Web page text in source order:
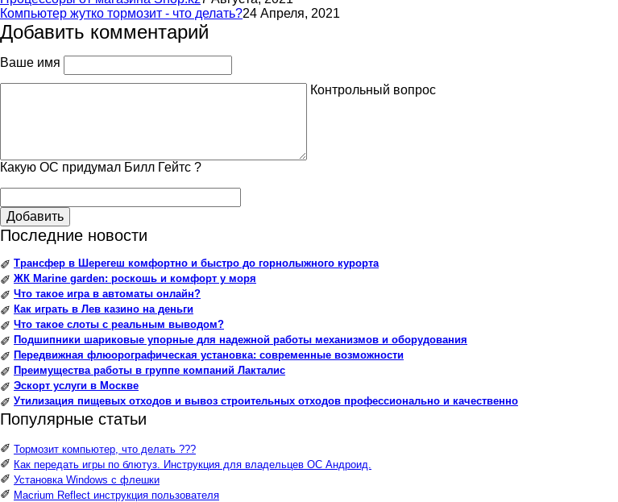
Компьютер жутко тормозит - что делать?24 Апреля, 2021
Добавить комментарий
Ваше имя
Контрольный вопрос
Какую ОС придумал Билл Гейтс ?
Добавить
Последние новости
✐ Трансфер в Шерегеш комфортно и быстро до горнолыжного курорта
✐ ЖК Marine garden: роскошь и комфорт у моря
✐ Что такое игра в автоматы онлайн?
✐ Как играть в Лев казино на деньги
✐ Что такое слоты с реальным выводом?
✐ Подшипники шариковые упорные для надежной работы механизмов и оборудования
✐ Передвижная флюорографическая установка: современные возможности
✐ Преимущества работы в группе компаний Лакталис
✐ Эскорт услуги в Москве
✐ Утилизация пищевых отходов и вывоз строительных отходов профессионально и качественно
Популярные статьи
✐ Тормозит компьютер, что делать ???
✐ Как передать игры по блютуз. Инструкция для владельцев ОС Андроид.
✐ Установка Windows с флешки
✐ Macrium Reflect инструкция пользователя